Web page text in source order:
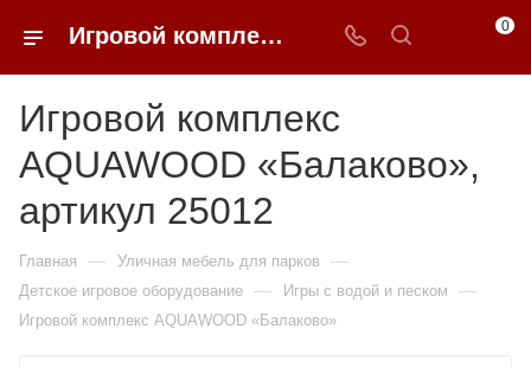
Игровой комплекс AQUAWOOD «Балаково» купить в Москве от 1 434 195 ₽ - 0FFER 0
Игровой комплекс
AQUAWOOD «Балаково»,
артикул 25012
Главная — Уличная мебель для парков —
Детское игровое оборудование — Игры с водой и песком —
Игровой комплекс AQUAWOOD «Балаково»